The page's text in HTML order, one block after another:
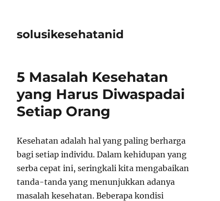
solusikesehatanid
5 Masalah Kesehatan
yang Harus Diwaspadai
Setiap Orang
Kesehatan adalah hal yang paling berharga
bagi setiap individu. Dalam kehidupan yang
serba cepat ini, seringkali kita mengabaikan
tanda-tanda yang menunjukkan adanya
masalah kesehatan. Beberapa kondisi